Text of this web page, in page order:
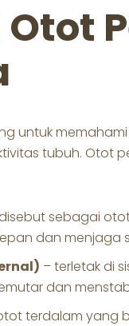
untuk
tubuh. Otot
sebagai
dan menjaga
– terletak di
dan
terdalam yang